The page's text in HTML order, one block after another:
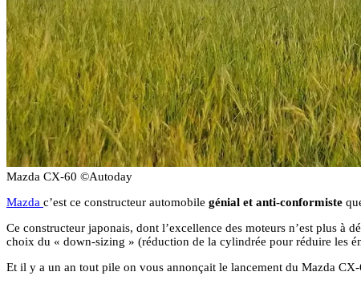
Mazda CX-60 ©Autoday
Mazda c’est ce constructeur automobile génial et anti-conformiste
Ce constructeur japonais, dont l’excellence des moteurs n’est plus à
choix du « down-sizing » (réduction de la cylindrée pour réduire les
Et il y a un an tout pile on vous annonçait le lancement du Mazda